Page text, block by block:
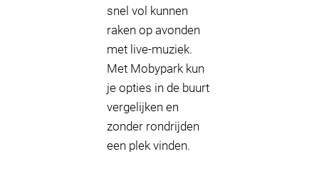
snel vol kunnen
raken op avonden
met live-muziek.
Met Mobypark kun
je opties in de buurt
vergelijken en
zonder rondrijden
een plek vinden.